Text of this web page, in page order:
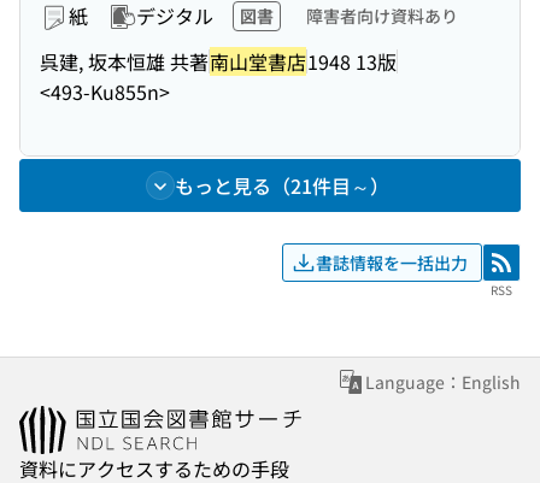
紙 デジタル 図書 障害者向け資料あり
呉建, 坂本恒雄 共著南山堂書店1948 13版
<493-Ku855n>
もっと見る（21件目～）
書誌情報を一括出力 RSS
RSS
Language：English
資料にアクセスするための手段